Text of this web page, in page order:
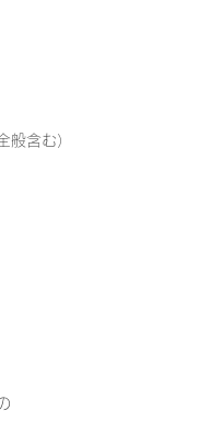
般含む）